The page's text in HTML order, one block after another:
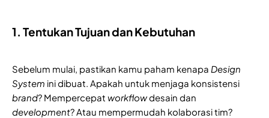
1. Tentukan Tujuan dan Kebutuhan
Sebelum mulai, pastikan kamu paham kenapa Design
System ini dibuat. Apakah untuk menjaga konsistensi
brand? Mempercepat workflowdesain dan
development? Atau mempermudah kolaborasi tim?